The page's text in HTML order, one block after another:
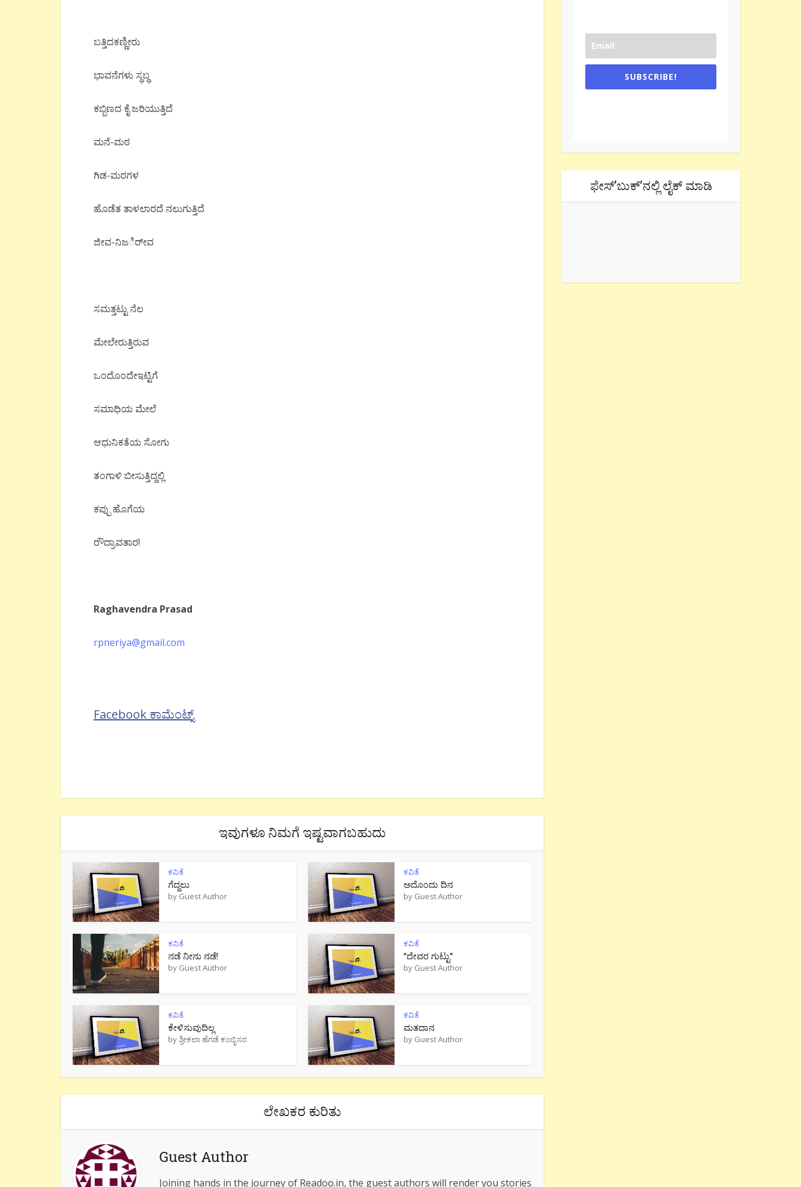
ಬತ್ತಿದಕಣ್ಣೀರು
ಭಾವನೆಗಳು ಸ್ಥಬ್ಧ
ಕಬ್ಬಿಣದ ಕೈ ಜರಿಯುತ್ತಿದೆ
ಮನೆ-ಮಠ
ಗಿಡ-ಮರಗಳ
ಹೊಡೆತ ತಾಳಲಾರದೆ ನಲುಗುತ್ತಿದೆ
ಜೀವ-ನಿಜರ್ೀವ
ಸಮತ್ತಟ್ಟು ನೆಲ
ಮೇಲೇರುತ್ತಿರುವ
ಒಂದೊಂದೇಇಟ್ಟಿಗೆ
ಸಮಾಧಿಯ ಮೇಲೆ
ಆಧುನಿಕತೆಯ ಸೋಗು
ತಂಗಾಳಿ ಬೀಸುತ್ತಿದ್ದಲ್ಲಿ
ಕಪ್ಪು ಹೊಗೆಯ
ರೌದ್ರಾವತಾರ!
Raghavendra Prasad
rpneriya@gmail.com
Facebook ಕಾಮೆಂಟ್ಸ್
ಇವುಗಳೂ ನಿಮಗೆ ಇಷ್ಟವಾಗಬಹುದು
ಕವಿತೆ
ಗೆದ್ದಲು
by Guest Author
ಕವಿತೆ
ಅದೊಂದು ದಿನ
by Guest Author
ಕವಿತೆ
ನಡೆ ನೀನು‌ ನಡೆ!
by Guest Author
ಕವಿತೆ
“ದೇವರ ಗುಟ್ಟು”
by Guest Author
ಕವಿತೆ
ಕೇಳಿಸುವುದಿಲ್ಲ
byಶ್ರೀಕಲಾ ಹೆಗಡೆ ಕಂಬ್ಳಿಸರ
ಕವಿತೆ
ಮತದಾನ
by Guest Author
ಲೇಖಕರ ಕುರಿತು
Guest Author
Joining hands in the journey of Readoo.in, the guest authors will render you stories
SUBSCRIBE!
ಫೇಸ್’ಬುಕ್’ನಲ್ಲಿ ಲೈಕ್ ಮಾಡಿ